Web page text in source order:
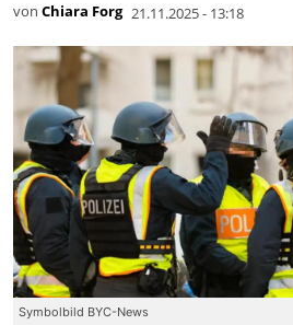
von Chiara Forg 21.11.2025 - 13:18
Symbolbild BYC-News